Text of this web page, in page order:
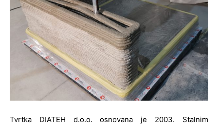
Tvrtka DIATEH d.o.o. osnovana je 2003. Stalnim